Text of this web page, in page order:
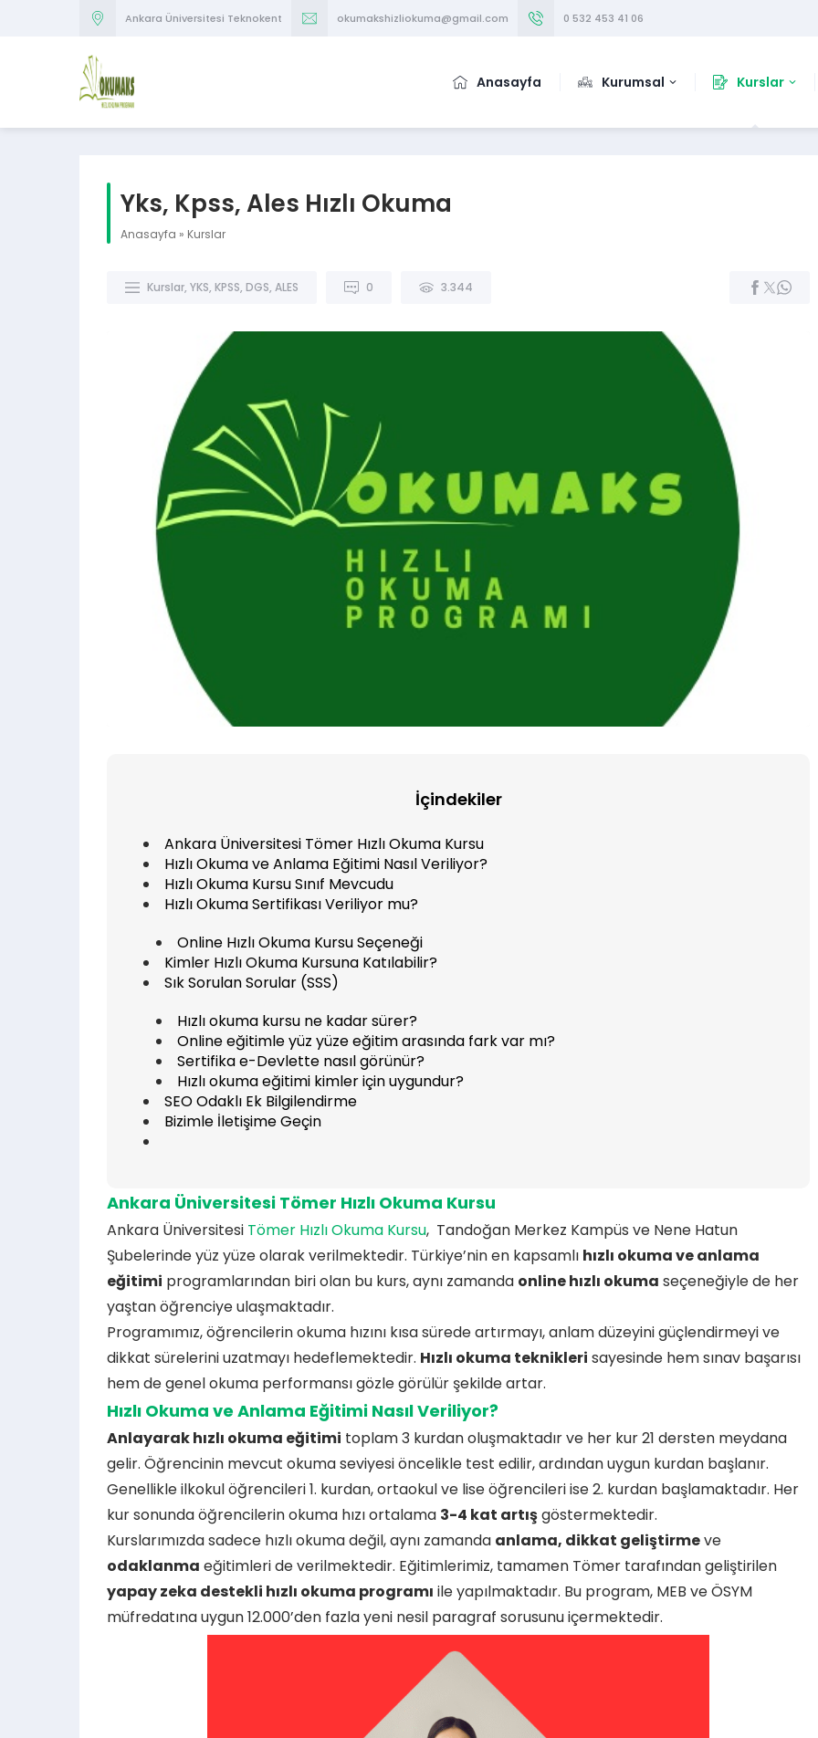
Ankara Üniversitesi Teknokent okumakshizliokuma@gmail.com 0 532 453 41 06
Anasayfa Kurumsal Kurslar
Yks, Kpss, Ales Hızlı Okuma
Anasayfa » Kurslar
Kurslar, YKS, KPSS, DGS, ALES 0 3.344
İçindekiler
Ankara Üniversitesi Tömer Hızlı Okuma Kursu
Hızlı Okuma ve Anlama Eğitimi Nasıl Veriliyor?
Hızlı Okuma Kursu Sınıf Mevcudu
Hızlı Okuma Sertifikası Veriliyor mu?
Online Hızlı Okuma Kursu Seçeneği
Kimler Hızlı Okuma Kursuna Katılabilir?
Sık Sorulan Sorular (SSS)
Hızlı okuma kursu ne kadar sürer?
Online eğitimle yüz yüze eğitim arasında fark var mı?
Sertifika e-Devlette nasıl görünür?
Hızlı okuma eğitimi kimler için uygundur?
SEO Odaklı Ek Bilgilendirme
Bizimle İletişime Geçin
Ankara Üniversitesi Tömer Hızlı Okuma Kursu
Ankara Üniversitesi Tömer Hızlı Okuma Kursu, Tandoğan Merkez Kampüs ve Nene Hatun
Şubelerinde yüz yüze olarak verilmektedir. Türkiye’nin en kapsamlı hızlı okuma ve anlama
eğitimi programlarından biri olan bu kurs, aynı zamanda online hızlı okuma seçeneğiyle de her
yaştan öğrenciye ulaşmaktadır.
Programımız, öğrencilerin okuma hızını kısa sürede artırmayı, anlam düzeyini güçlendirmeyi ve
dikkat sürelerini uzatmayı hedeflemektedir. Hızlı okuma teknikleri sayesinde hem sınav başarısı
hem de genel okuma performansı gözle görülür şekilde artar.
Hızlı Okuma ve Anlama Eğitimi Nasıl Veriliyor?
Anlayarak hızlı okuma eğitimi toplam 3 kurdan oluşmaktadır ve her kur 21 dersten meydana
gelir. Öğrencinin mevcut okuma seviyesi öncelikle test edilir, ardından uygun kurdan başlanır.
Genellikle ilkokul öğrencileri 1. kurdan, ortaokul ve lise öğrencileri ise 2. kurdan başlamaktadır. Her
kur sonunda öğrencilerin okuma hızı ortalama 3-4 kat artışgöstermektedir.
Kurslarımızda sadece hızlı okuma değil, aynı zamanda anlama, dikkat geliştirmeve
odaklanma eğitimleri de verilmektedir. Eğitimlerimiz, tamamen Tömer tarafından geliştirilen
yapay zeka destekli hızlı okuma programı ile yapılmaktadır. Bu program, MEB ve ÖSYM
müfredatına uygun 12.000’den fazla yeni nesil paragraf sorusunu içermektedir.